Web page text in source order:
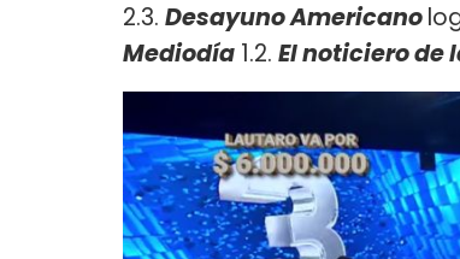
2.3. Desayuno Americano
Mediodía 1.2. El noticiero de